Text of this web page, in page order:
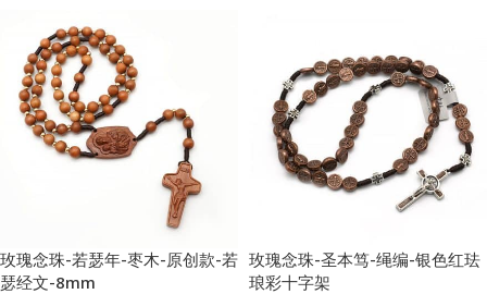
玫瑰念珠-若瑟年-枣木-原创款-若
瑟经文-8mm
玫瑰念珠-圣本笃-绳编-银色红珐
琅彩十字架